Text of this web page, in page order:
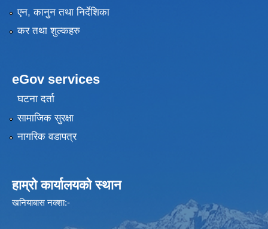
एन, कानुन तथा निर्देशिका
कर तथा शुल्कहरु
eGov services
घटना दर्ता
सामाजिक सुरक्षा
नागरिक वडापत्र
हाम्रो कार्यालयको स्थान
खनियाबास नक्शा:-